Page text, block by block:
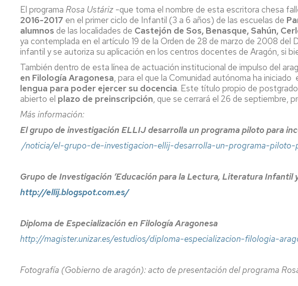
El programa Rosa Ustáriz -que toma el nombre de esta escritora chesa
2016-2017 en el primer ciclo de Infantil (3 a 6 años) de las escuelas de
alumnos de las localidades de Castejón de Sos, Benasque, Sahún,
ya contemplada en el artículo 19 de la Orden de 28 de marzo de 2008
infantil y se autoriza su aplicación en los centros docentes de Aragón, si
También dentro de esta línea de actuación institucional de impulso del
en Filología Aragonesa, para el que la Comunidad autónoma ha
lengua para poder ejercer su docencia. Este título propio de
abierto el plazo de preinscripción, que se cerrará el 26 de septiembre,
Más información:
El grupo de investigación ELLIJ desarrolla un programa piloto para
/noticia/el-grupo-de-investigacion-ellij-desarrolla-un-programa-piloto-
Grupo de Investigación ‘Educación para la Lectura, Literatura
http://ellij.blogspot.com.es/
Diploma de Especialización en Filología Aragonesa
http://magister.unizar.es/estudios/diploma-especializacion-filologia-
Fotografía (Gobierno de aragón): acto de presentación del programa